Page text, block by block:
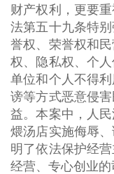
财产权利，更要
法第五十九条特
誉权、荣誉权和
权、隐私权、个
单位和个人不得
谤等方式恶意侵
益。本案中，人
煨汤店实施侮辱
明了依法保护经
经营、专心创业的